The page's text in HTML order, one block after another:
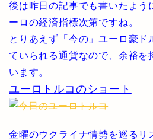
後は昨日の記事でも書いたよう
ーロの経済指標次第ですね。
とりあえず「今の」ユーロ豪ド
ていられる通貨なので、余裕を
います。
ユーロトルコのショート
金曜のウクライナ情勢を巡るリ